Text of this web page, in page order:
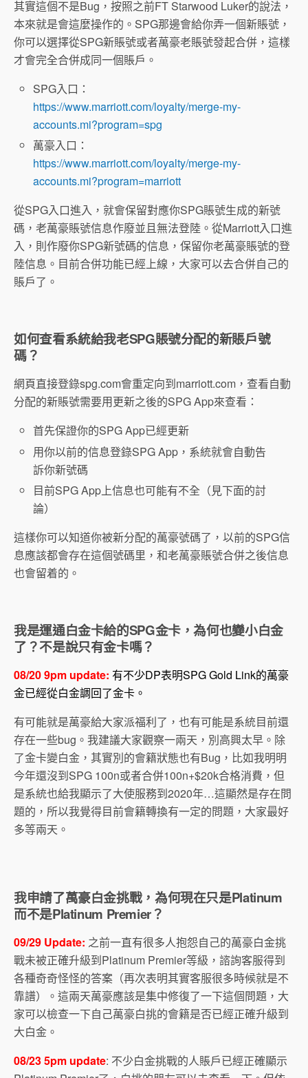
其實這個不是Bug，按照之前FT Starwood Luker的說法，
本來就是會這麼操作的。SPG那邊會給你弄一個新賬號，
你可以選擇從SPG新賬號或者萬豪老賬號發起合併，這樣
才會完全合併成同一個賬戶。
SPG入口：
https://www.marriott.com/loyalty/merge-my-
accounts.mi?program=spg
萬豪入口：
https://www.marriott.com/loyalty/merge-my-
accounts.mi?program=marriott
從SPG入口進入，就會保留對應你SPG賬號生成的新號
碼，老萬豪賬號信息作廢並且無法登陸。從Marriott入口進
入，則作廢你SPG新號碼的信息，保留你老萬豪賬號的登
陸信息。目前合併功能已經上線，大家可以去合併自己的
賬戶了。
如何查看系統給我老SPG賬號分配的新賬戶號
碼？
網頁直接登錄spg.com會重定向到marriott.com，查看自動
分配的新賬號需要用更新之後的SPG App來查看：
首先保證你的SPG App已經更新
用你以前的信息登錄SPG App，系統就會自動告
訴你新號碼
目前SPG App上信息也可能有不全（見下面的討
論）
這樣你可以知道你被新分配的萬豪號碼了，以前的SPG信
息應該都會存在這個號碼里，和老萬豪賬號合併之後信息
也會留着的。
我是運通白金卡給的SPG金卡，為何也變小白金
了？不是說只有金卡嗎？
08/20 9pm update: 有不少DP表明SPG Gold Link的萬豪
金已經從白金調回了金卡。
有可能就是萬豪給大家派福利了，也有可能是系統目前還
存在一些bug。我建議大家觀察一兩天，別高興太早。除
了金卡變白金，其實別的會籍狀態也有Bug，比如我明明
今年還沒到SPG 100n或者合併100n+$20k合格消費，但
是系統也給我顯示了大使服務到2020年…這顯然是存在問
題的，所以我覺得目前會籍轉換有一定的問題，大家最好
多等兩天。
我申請了萬豪白金挑戰，為何現在只是Platinum
而不是Platinum Premier？
09/29 Update: 之前一直有很多人抱怨自己的萬豪白金挑
戰未被正確升級到Platinum Premier等級，諮詢客服得到
各種奇奇怪怪的答案（再次表明其實客服很多時候就是不
靠譜）。這兩天萬豪應該是集中修復了一下這個問題，大
家可以檢查一下自己萬豪白挑的會籍是否已經正確升級到
大白金。
08/23 5pm update: 不少白金挑戰的人賬戶已經正確顯示